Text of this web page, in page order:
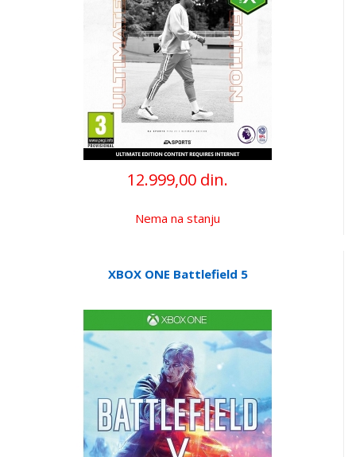
12.999,00 din.
Nema na stanju
XBOX ONE Battlefield 5